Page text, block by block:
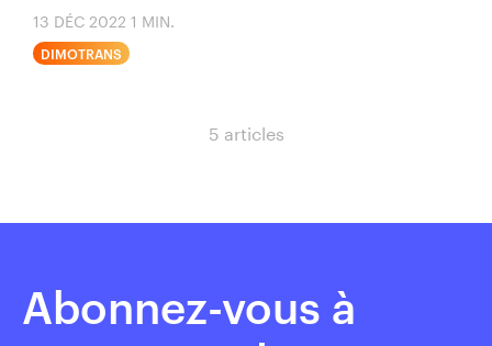
13 DÉC 2022 1 MIN.
DIMOTRANS
5 articles
Abonnez-vous à